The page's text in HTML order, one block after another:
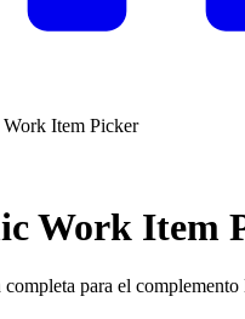
Item Picker
Work Item
para el